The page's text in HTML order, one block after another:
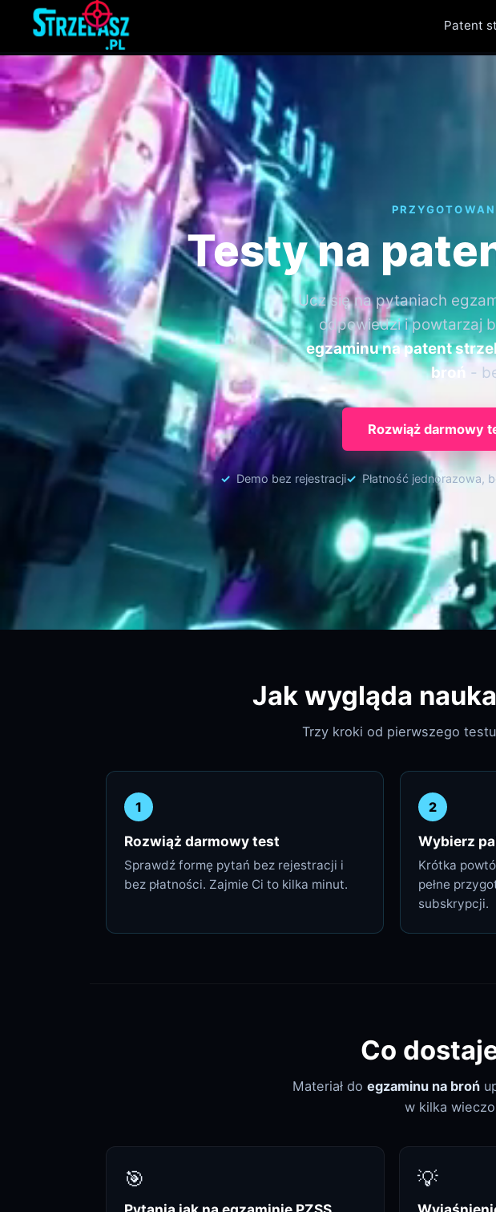
Patent
Testy na
Ucz się na pytaniach
odpowiedzi i powtarzaj
egzaminu na patent
broń -
Rozwiąż darmowy
Demo bez rejestracji Płatność jednorazowa,
Jak wygląda
Trzy kroki od pierwszego
1
Rozwiąż darmowy test
Sprawdź formę pytań bez rejestracji i
bez płatności. Zajmie Ci to kilka minut.
2
Wybierz
Krótka
pełne
subskrypcji.
Co
Materiał do egzaminu na broń
w kilka
🎯 💡